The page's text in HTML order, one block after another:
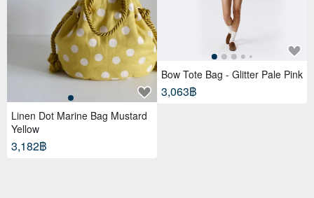
Linen Dot Marine Bag Mustard
Yellow
3,182฿
Bow Tote Bag - Glitter Pale Pink
3,063฿